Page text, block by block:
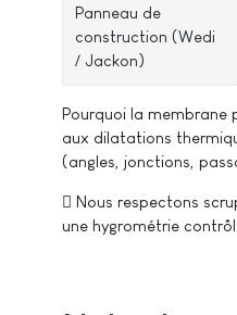
Panneau de
construction (Wedi
/ Jackon)
Pourquoi la membrane
aux dilatations
(angles, jonctions,
Nous respectons
une hygrométrie